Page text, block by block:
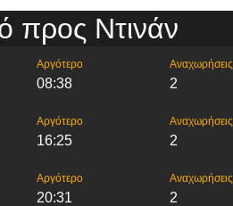
προς Ντινάν
Αργότερο
08:38
Αναχωρήσεις
2
Αργότερο
16:25
Αναχωρήσεις
2
Αργότερο
20:31
Αναχωρήσεις
2